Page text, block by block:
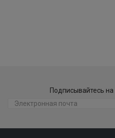
Подписывайтесь на